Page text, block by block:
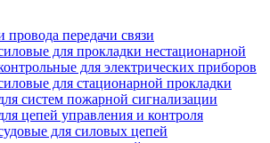
провода передачи связи
для прокладки нестационарной
для электрических приборов
для стационарной прокладки
систем пожарной сигнализации
цепей управления и контроля
для силовых цепей